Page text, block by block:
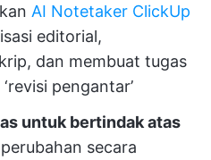
AI Notetaker ClickUp
editorial,
dan membuat tugas
pengantar’
untuk bertindak atas
secara